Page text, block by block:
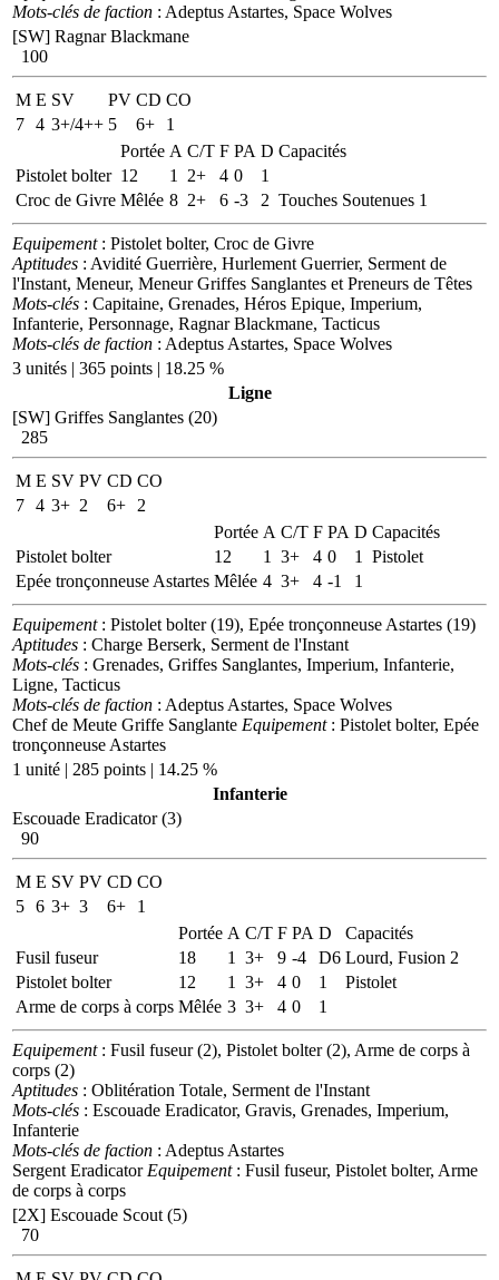
Mots-clés de faction : Adeptus Astartes, Space Wolves
[SW] Ragnar Blackmane
100
M E SV PV CD CO
7 4 3+/4++ 5 6+
1
Portée A C/T F PA D Capacités
Pistolet bolter 12 1 2+ 4 0
1
Croc de Givre Mêlée 8 2+ 6 -3 2 Touches Soutenues 1
Equipement: Pistolet bolter, Croc de Givre
Aptitudes : Avidité Guerrière, Hurlement Guerrier, Serment de
l'Instant, Meneur, Meneur Griffes Sanglantes et Preneurs de Têtes
Mots-clés : Capitaine, Grenades, Héros Epique, Imperium,
Infanterie, Personnage, Ragnar Blackmane, Tacticus
Mots-clés de faction : Adeptus Astartes, Space Wolves
3 unités | 365 points | 18.25 %
Ligne
[SW] Griffes Sanglantes (20)
285
M E SV PV CD CO
7 4 3+ 2 6+
2
Portée A C/T F PA D Capacités
Pistolet bolter
12 1 3+ 4 0 1
Pistolet
Epée tronçonneuse Astartes Mêlée 4 3+ 4 -1 1
Equipement: Pistolet bolter (19), Epée tronçonneuse Astartes (19)
Aptitudes : Charge Berserk, Serment de l'Instant
Mots-clés : Grenades, Griffes Sanglantes, Imperium, Infanterie,
Ligne, Tacticus
Mots-clés de faction : Adeptus Astartes, Space Wolves
Chef de Meute Griffe Sanglante Equipement: Pistolet bolter, Epée
tronçonneuse Astartes
1 unité | 285 points | 14.25 %
Infanterie
Escouade Eradicator (3)
90
M E SV PV CD CO
5 6 3+ 3 6+
1
Portée A C/T F PA D
Capacités
Fusil fuseur
18 1 3+ 9 -4 D6 Lourd, Fusion 2
Pistolet bolter
12 1 3+ 4 0 1
Pistolet
Arme de corps à corps Mêlée 3 3+ 4 0 1
Equipement: Fusil fuseur (2), Pistolet bolter (2), Arme de corps à
corps (2)
Aptitudes : Oblitération Totale, Serment de l'Instant
Mots-clés : Escouade Eradicator, Gravis, Grenades, Imperium,
Infanterie
Mots-clés de faction : Adeptus Astartes
Sergent Eradicator Equipement: Fusil fuseur, Pistolet bolter, Arme
de corps à corps
[2X] Escouade Scout (5)
70